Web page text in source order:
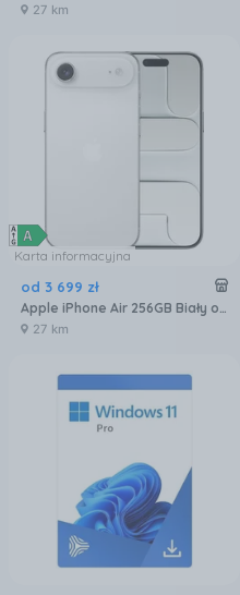
27 km
Karta informacyjna
od 3 699 zł
Apple iPhone Air 256GB Biały obłok
27 km